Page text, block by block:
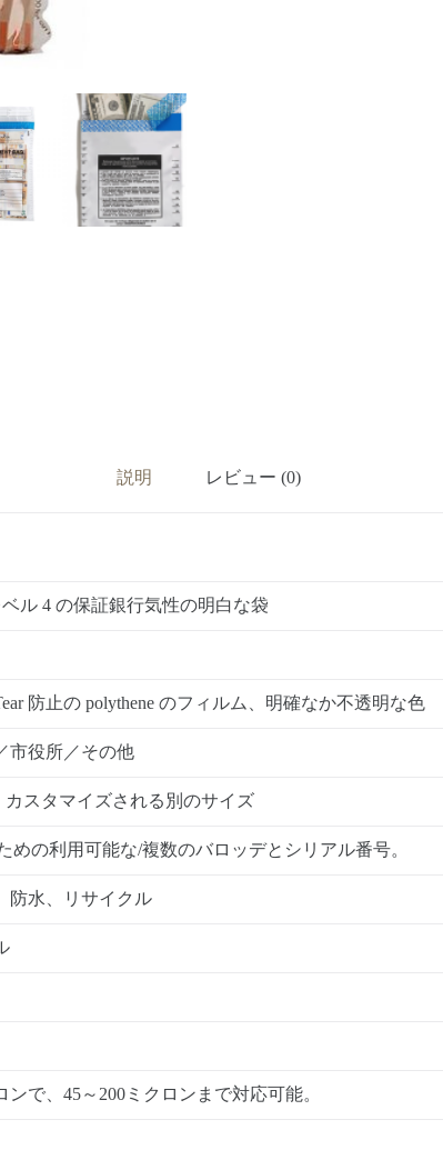
説明 レビュー (0)
ル 4 の保証銀行気性の明白な袋
防止の polythene のフィルム、明確なか不透明な色
市役所／その他
スタマイズされる別のサイズ
めの利用可能な/複数のバロッデとシリアル番号。
防水、リサイクル
ンで、45～200ミクロンまで対応可能。